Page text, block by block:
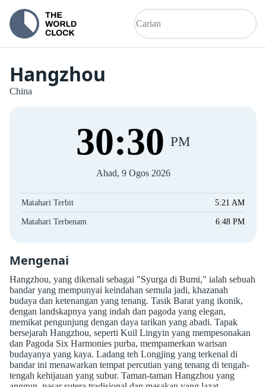
Hangzhou
China
30:30 PM
Ahad, 9 Ogos 2026
Matahari Terbit 5:21 AM
Matahari Terbenam 6:48 PM
Mengenai
Hangzhou, yang dikenali sebagai "Syurga di Bumi," ialah sebuah
bandar yang mempunyai keindahan semula jadi, khazanah
budaya dan ketenangan yang tenang. Tasik Barat yang ikonik,
dengan landskapnya yang indah dan pagoda yang elegan,
memikat pengunjung dengan daya tarikan yang abadi. Tapak
bersejarah Hangzhou, seperti Kuil Lingyin yang mempesonakan
dan Pagoda Six Harmonies purba, mempamerkan warisan
budayanya yang kaya. Ladang teh Longjing yang terkenal di
bandar ini menawarkan tempat percutian yang tenang di tengah-
tengah kehijauan yang subur. Taman-taman Hangzhou yang